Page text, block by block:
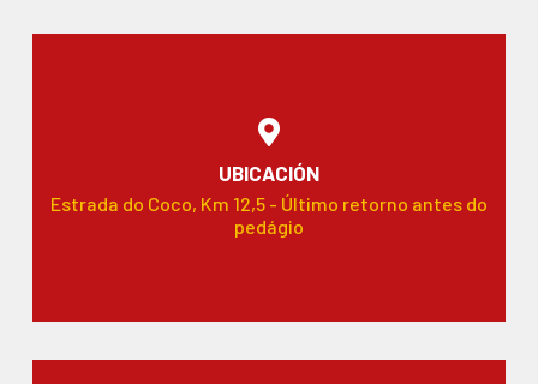
UBICACIÓN
Estrada do Coco, Km 12,5 - Último retorno antes do
pedágio